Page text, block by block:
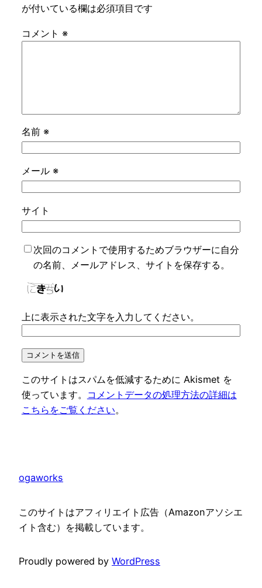
が付いている欄は必須項目です
コメント ※
名前 ※
メール ※
サイト
次回のコメントで使用するためブラウザーに自分
の名前、メールアドレス、サイトを保存する。
上に表示された文字を入力してください。
このサイトはスパムを低減するために Akismet を
使っています。
コメントデータの処理方法の詳細は
こちらをご覧ください。
ogaworks
このサイトはアフィリエイト広告（Amazonアソシエ
イト含む）を掲載しています。
Proudly powered by WordPress